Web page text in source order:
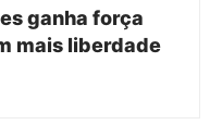
ganha força
mais liberdade